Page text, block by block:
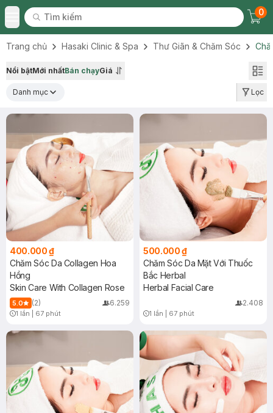
Toggle Menu
Tìm kiếm
Tìm kiếm
0
Trang chủ Hasaki Clinic & Spa Thư Giãn & Chăm Sóc
Nổi bậtMới nhấtBán chạyGiá
Danh mục Lọc
400.000 ₫
Chăm Sóc Da Collagen Hoa
Hồng
Skin Care With Collagen Rose
5.0 (2) 6.259
1 lần 67 phút
500.000 ₫
Chăm Sóc Da Mặt Với Thuốc
Bắc Herbal
Herbal Facial Care
2.408
1 lần 67 phút